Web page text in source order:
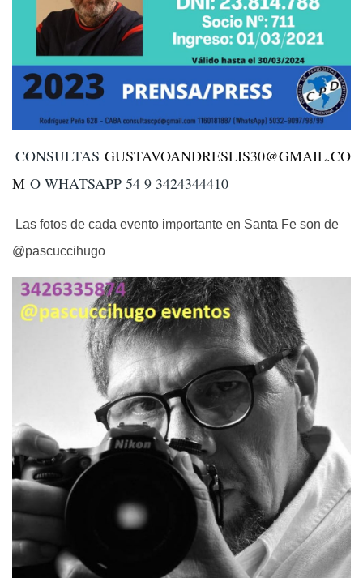
CONSULTAS GUSTAVOANDRESLIS30@GMAIL.CO
M O WHATSAPP 54 9 3424344410
Las fotos de cada evento importante en Santa Fe son de
@pascuccihugo